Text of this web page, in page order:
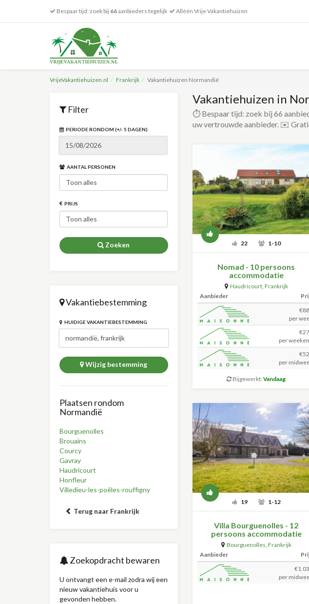
Bespaar tijd: zoek bij 66aanbieders tegelijk Alléén Vrije Vakantiehuizen
VrijeVakantiehuizen.nl Frankrijk Vakantiehuizen Normandië
Filter
PERIODE RONDOM (+/- 5 DAGEN)
AANTAL PERSONEN
PRIJS
Zoeken
Vakantiebestemming
HUIDIGE VAKANTIEBESTEMMING
Wijzig bestemming
Plaatsen rondom
Normandië
Bourguenolles
Brouains
Courcy
Gavray
Haudricourt
Honfleur
Villedieu-les-poêles-rouffigny
Terug naar Frankrijk
Zoekopdracht bewaren
U ontvangt een e-mail zodra wij een
nieuw vakantiehuis voor u
gevonden hebben.
Vakantiehuizen in
⏱️ Bespaar tijd: zoek bij 66
uw vertrouwde aanbieder. ✉️
22 1-10
Nomad - 10 persoons
accommodatie
Haudricourt, Frankrijk
Aanbieder
per
per
per
Bijgewerkt:Vandaag
19 1-12
Villa Bourguenolles - 12
persoons accommodatie
Bourguenolles, Frankrijk
Aanbieder
per